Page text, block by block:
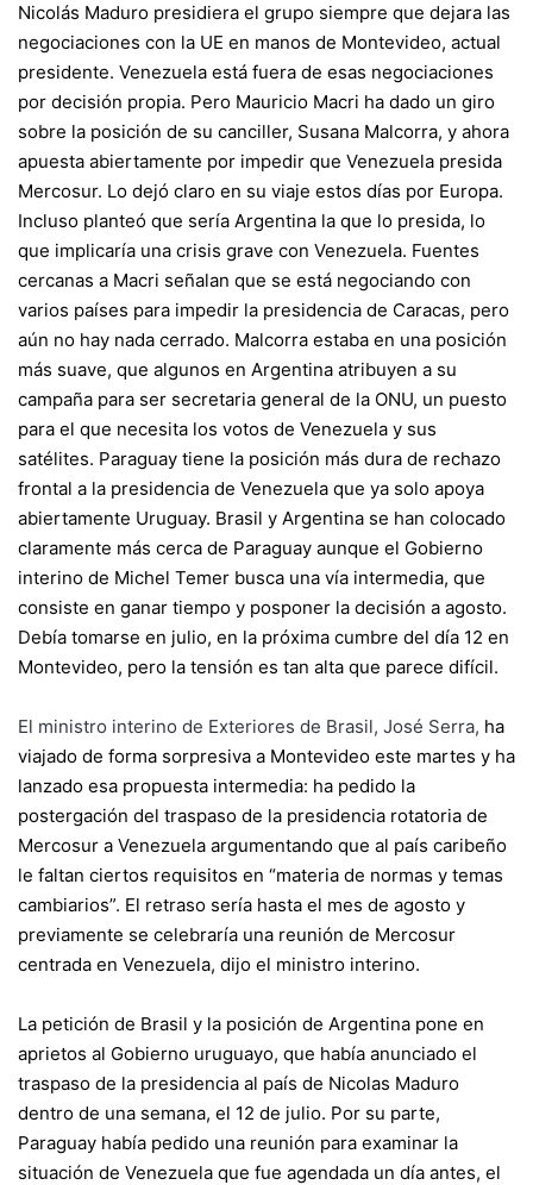
Nicolás Maduro presidiera el grupo siempre que dejara las
negociaciones con la UE en manos de Montevideo, actual
presidente. Venezuela está fuera de esas negociaciones
por decisión propia. Pero Mauricio Macri ha dado un giro
sobre la posición de su canciller, Susana Malcorra, y ahora
apuesta abiertamente por impedir que Venezuela presida
Mercosur. Lo dejó claro en su viaje estos días por Europa.
Incluso planteó que sería Argentina la que lo presida, lo
que implicaría una crisis grave con Venezuela. Fuentes
cercanas a Macri señalan que se está negociando con
varios países para impedir la presidencia de Caracas, pero
aún no hay nada cerrado. Malcorra estaba en una posición
más suave, que algunos en Argentina atribuyen a su
campaña para ser secretaria general de la ONU, un puesto
para el que necesita los votos de Venezuela y sus
satélites. Paraguay tiene la posición más dura de rechazo
frontal a la presidencia de Venezuela que ya solo apoya
abiertamente Uruguay. Brasil y Argentina se han colocado
claramente más cerca de Paraguay aunque el Gobierno
interino de Michel Temer busca una vía intermedia, que
consiste en ganar tiempo y posponer la decisión a agosto.
Debía tomarse en julio, en la próxima cumbre del día 12 en
Montevideo, pero la tensión es tan alta que parece difícil.
El ministro interino de Exteriores de Brasil, José Serra, ha
viajado de forma sorpresiva a Montevideo este martes y ha
lanzado esa propuesta intermedia: ha pedido la
postergación del traspaso de la presidencia rotatoria de
Mercosur a Venezuela argumentando que al país caribeño
le faltan ciertos requisitos en “materia de normas y temas
cambiarios”. El retraso sería hasta el mes de agosto y
previamente se celebraría una reunión de Mercosur
centrada en Venezuela, dijo el ministro interino.
La petición de Brasil y la posición de Argentina pone en
aprietos al Gobierno uruguayo, que había anunciado el
traspaso de la presidencia al país de Nicolas Maduro
dentro de una semana, el 12 de julio. Por su parte,
Paraguay había pedido una reunión para examinar la
situación de Venezuela que fue agendada un día antes, el